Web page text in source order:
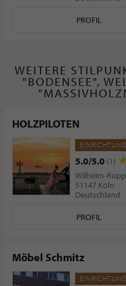
PROFIL
WEITERE
"BODENSEE",
HOLZPILOTEN
5.0/5.0 (1)
51147 Köln
Deutschland
PROFIL
Möbel Schmitz